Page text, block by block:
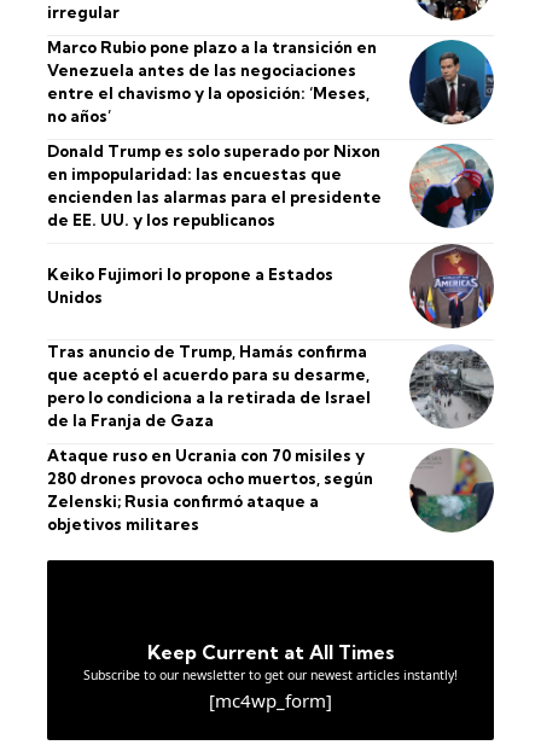
irregular
Marco Rubio pone plazo a la transición en
Venezuela antes de las negociaciones
entre el chavismo y la oposición: ‘Meses,
no años’
Donald Trump es solo superado por Nixon
en impopularidad: las encuestas que
encienden las alarmas para el presidente
de EE. UU. y los republicanos
Keiko Fujimori lo propone a Estados
Unidos
Tras anuncio de Trump, Hamás confirma
que aceptó el acuerdo para su desarme,
pero lo condiciona a la retirada de Israel
de la Franja de Gaza
Ataque ruso en Ucrania con 70 misiles y
280 drones provoca ocho muertos, según
Zelenski; Rusia confirmó ataque a
objetivos militares
Keep Current at All Times
Subscribe to our newsletter to get our newest articles instantly!
[mc4wp_form]